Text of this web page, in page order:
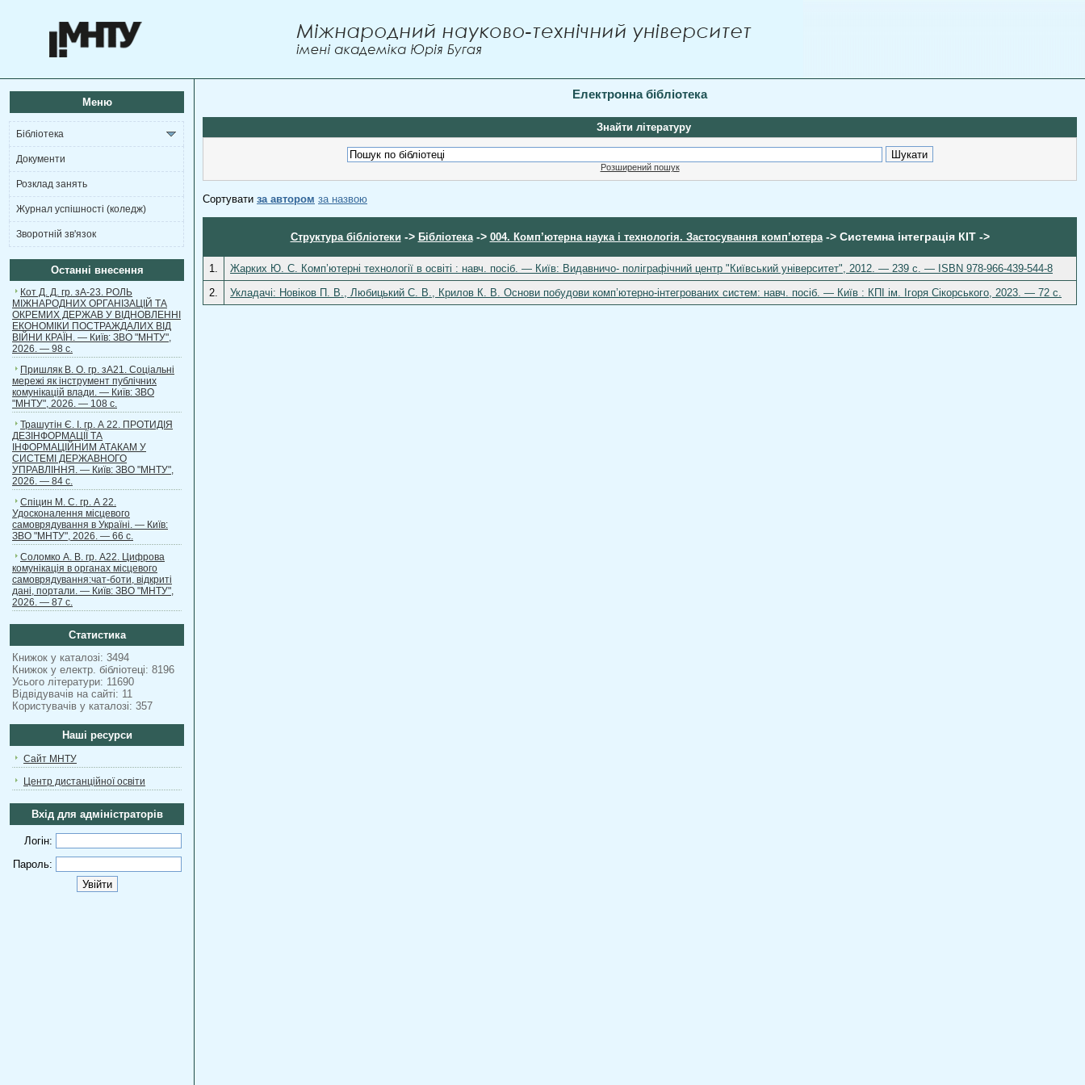
Меню
Бібліотека
Документи
Розклад занять
Журнал успішності (коледж)
Зворотній зв'язок
Останні внесення
Кот Д. Д. гр. зА-23. РОЛЬ
МІЖНАРОДНИХ ОРГАНІЗАЦІЙ ТА
ОКРЕМИХ ДЕРЖАВ У ВІДНОВЛЕННІ
ЕКОНОМІКИ ПОСТРАЖДАЛИХ ВІД
ВІЙНИ КРАЇН. — Київ: ЗВО "МНТУ",
2026. — 98 с.
Пришляк В. О. гр. зА21. Соціальні
мережі як інструмент публічних
комунікацій влади. — Київ: ЗВО
"МНТУ", 2026. — 108 с.
Трашутін Є. І. гр. А 22. ПРОТИДІЯ
ДЕЗІНФОРМАЦІЇ ТА
ІНФОРМАЦІЙНИМ АТАКАМ У
СИСТЕМІ ДЕРЖАВНОГО
УПРАВЛІННЯ. — Київ: ЗВО "МНТУ",
2026. — 84 с.
Спіцин М. С. гр. А 22.
Удосконалення місцевого
самоврядування в Україні. — Київ:
ЗВО "МНТУ", 2026. — 66 с.
Соломко А. В. гр. А22. Цифрова
комунікація в органах місцевого
самоврядування:чат-боти, відкриті
дані, портали. — Київ: ЗВО "МНТУ",
2026. — 87 с.
Статистика
Книжок у каталозі: 3494
Книжок у електр. бібліотеці: 8196
Усього літератури: 11690
Відвідувачів на сайті: 11
Користувачів у каталозі: 357
Наші ресурси
Сайт МНТУ
Центр дистанційної освіти
Вхід для адміністраторів
Логін:
Пароль:
Електронна бібліотека
Знайти літературу
Розширений пошук
Сортувати за автором за назвою
Структура бібліотеки -> Бібліотека-> 004. Комп’ютерна наука і технологія. Застосування комп’ютера-> Системна інтеграція КІТ ->
1.
Жарких Ю. С. Комп’ютерні технології в освіті : навч. посіб. — Київ: Видавничо- поліграфічний центр "Київський університет", 2012. — 239 с. — ISBN 978-966-439-544-8
2.
Укладачі: Новіков П. В., Любицький С. В., Крилов К. В. Основи побудови комп’ютерно-інтегрованих систем: навч. посіб. — Київ : КПІ ім. Ігоря Сікорського, 2023. — 72 с.